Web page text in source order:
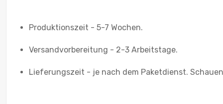
Produktionszeit - 5-7 Wochen.
Versandvorbereitung - 2-3 Arbeitstage.
Lieferungszeit - je nach dem Paketdienst.